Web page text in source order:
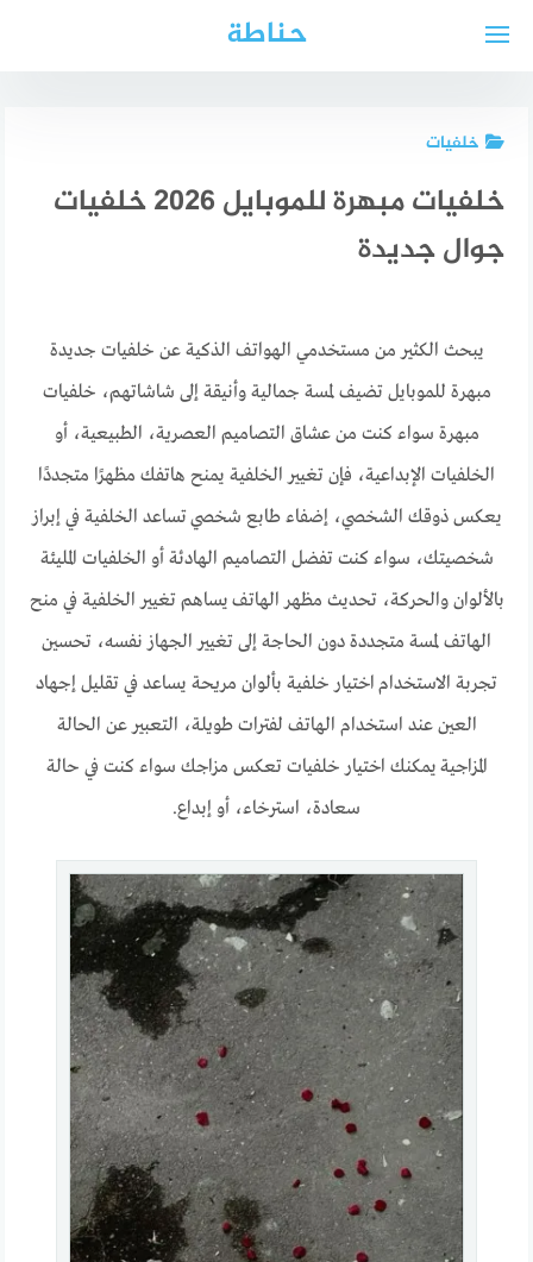
حناطة
خلفيات
خلفيات مبهرة للموبايل 2026 خلفيات
جوال جديدة
يبحث الكثير من مستخدمي الهواتف الذكية عن خلفيات جديدة
مبهرة للموبايل تضيف لمسة جمالية وأنيقة إلى شاشاتهم، خلفيات
مبهرة سواء كنت من عشاق التصاميم العصرية، الطبيعية، أو
الخلفيات الإبداعية، فإن تغيير الخلفية يمنح هاتفك مظهرًا متجددًا
يعكس ذوقك الشخصي، إضفاء طابع شخصي تساعد الخلفية في إبراز
شخصيتك، سواء كنت تفضل التصاميم الهادئة أو الخلفيات المليئة
بالألوان والحركة، تحديث مظهر الهاتف يساهم تغيير الخلفية في منح
الهاتف لمسة متجددة دون الحاجة إلى تغيير الجهاز نفسه، تحسين
تجربة الاستخدام اختيار خلفية بألوان مريحة يساعد في تقليل إجهاد
العين عند استخدام الهاتف لفترات طويلة، التعبير عن الحالة
المزاجية يمكنك اختيار خلفيات تعكس مزاجك سواء كنت في حالة
سعادة، استرخاء، أو إبداع.